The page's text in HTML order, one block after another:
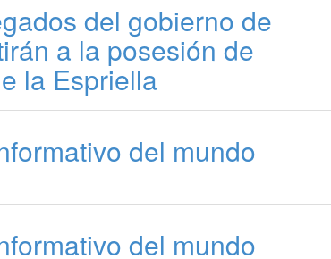
del gobierno de
a la posesión de
la Espriella
del mundo
del mundo